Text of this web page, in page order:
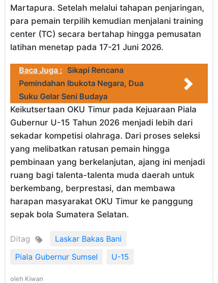
Martapura. Setelah melalui tahapan penjaringan,
para pemain terpilih kemudian menjalani training
center (TC) secara bertahap hingga pemusatan
latihan menetap pada 17-21 Juni 2026.
Baca Juga : Sikapi Rencana
Pemindahan Ibukota Negara, Dua
Suku Gelar Seni Budaya
Keikutsertaan OKU Timur pada Kejuaraan Piala
Gubernur U-15 Tahun 2026 menjadi lebih dari
sekadar kompetisi olahraga. Dari proses seleksi
yang melibatkan ratusan pemain hingga
pembinaan yang berkelanjutan, ajang ini menjadi
ruang bagi talenta-talenta muda daerah untuk
berkembang, berprestasi, dan membawa
harapan masyarakat OKU Timur ke panggung
sepak bola Sumatera Selatan.
Ditag
Laskar Bakas Bani
Piala Gubernur Sumsel
U-15
oleh Kiwan